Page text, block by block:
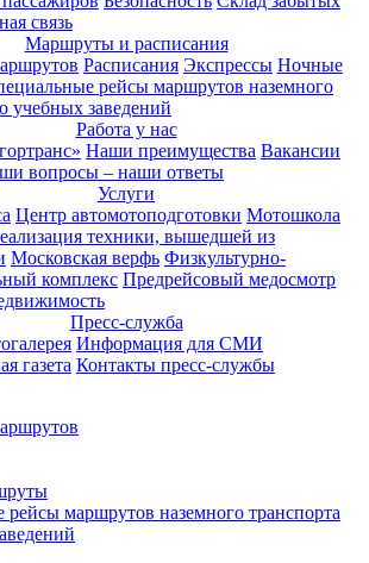
связь
Маршруты и расписания
Расписания Экспрессы Ночные
рейсы маршрутов наземного
учебных заведений
Работа у нас
Наши преимущества Вакансии
вопросы – наши ответы
Услуги
Центр автомотоподготовки Мотошкола
техники, вышедшей из
Московская верфь Физкультурно-
комплекс Предрейсовый медосмотр
Пресс-служба
Информация для СМИ
газета Контакты пресс-службы
маршрутов наземного транспорта